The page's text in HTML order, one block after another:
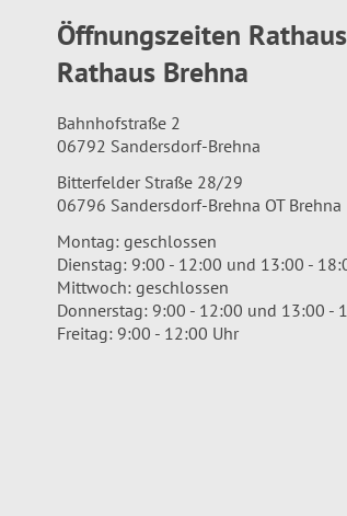
Öffnungszeiten
Rathaus Brehna
Bahnhofstraße 2
06792 Sandersdorf-Brehna
Bitterfelder Straße 28/29
06796 Sandersdorf-Brehna OT Brehna
Montag: geschlossen
Dienstag: 9:00 - 12:00 und 13:00 -
Mittwoch: geschlossen
Donnerstag: 9:00 - 12:00 und 13:00 -
Freitag: 9:00 - 12:00 Uhr